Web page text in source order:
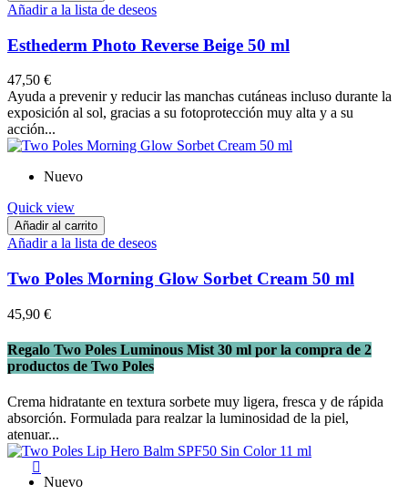
Añadir a la lista de deseos
Esthederm Photo Reverse Beige 50 ml
47,50 €
Ayuda a prevenir y reducir las manchas cutáneas incluso durante la
exposición al sol, gracias a su fotoprotección muy alta y a su
acción...
Nuevo
Quick view
Añadir al carrito
Añadir a la lista de deseos
Two Poles Morning Glow Sorbet Cream 50 ml
45,90 €
Regalo Two Poles Luminous Mist 30 ml por la compra de 2
productos de Two Poles
Crema hidratante en textura sorbete muy ligera, fresca y de rápida
absorción. Formulada para realzar la luminosidad de la piel,
atenuar...
Nuevo
